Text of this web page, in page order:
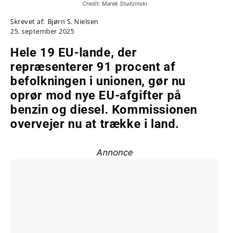
Credit: Marek Studzinski
Skrevet af: Bjørn S. Nielsen
25. september 2025
Hele 19 EU-lande, der
repræsenterer 91 procent af
befolkningen i unionen, gør nu
oprør mod nye EU-afgifter på
benzin og diesel. Kommissionen
overvejer nu at trække i land.
Annonce